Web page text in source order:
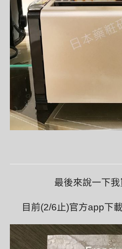
最後來說一下我
目前(2/6止)官方app下